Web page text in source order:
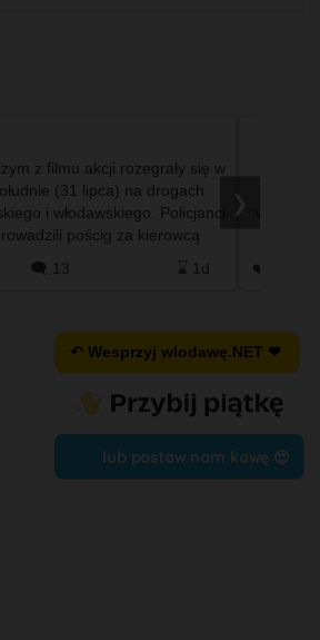
z filmu akcji rozegrały się w
(31 lipca) na drogach
i włodawskiego. Policjanci
pościg za kierowcą
🗨️ 13 ⌛ 1d ❤️ 0
❯
↶ Wesprzyj wlodawę.NET ❤
lub postaw nam kawę 😍